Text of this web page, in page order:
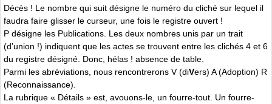
Décès ! Le nombre qui suit désigne le numéro du cliché sur lequel il
faudra faire glisser le curseur, une fois le registre ouvert !
P désigne les Publications. Les deux nombres unis par un trait
(d’union !) indiquent que les actes se trouvent entre les clichés 4 et 6
du registre désigné. Donc, hélas ! absence de table.
Parmi les abréviations, nous rencontrerons V (diVers) A (Adoption) R
(Reconnaissance).
La rubrique « Détails » est, avouons-le, un fourre-tout. Un fourre-